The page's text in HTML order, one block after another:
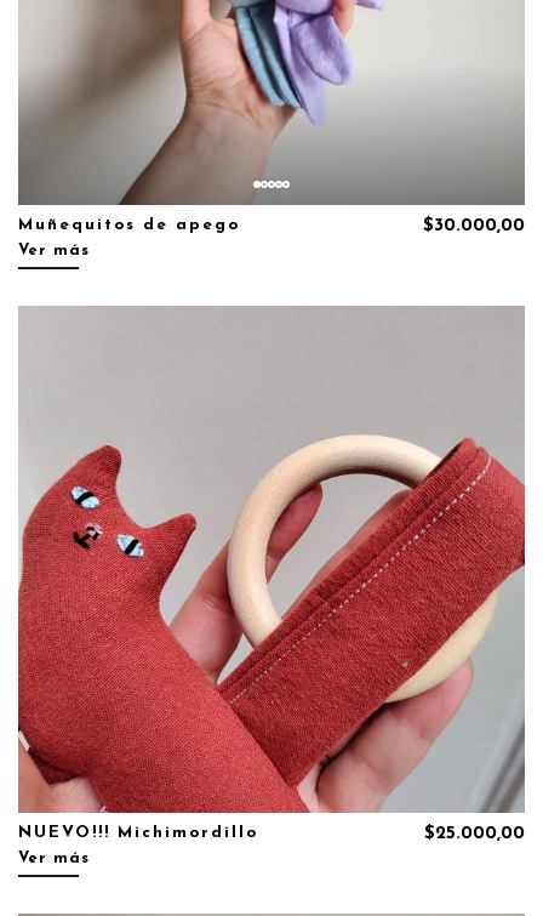
Muñequitos de apego $30.000,00
Ver más
NUEVO!!! Michimordillo $25.000,00
Ver más